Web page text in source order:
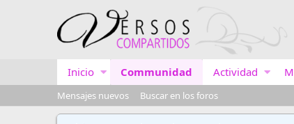
Inicio Communidad Actividad
Mensajes nuevos Buscar en los foros